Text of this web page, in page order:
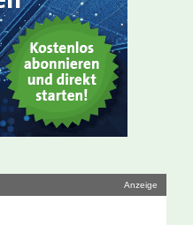
Anzeige